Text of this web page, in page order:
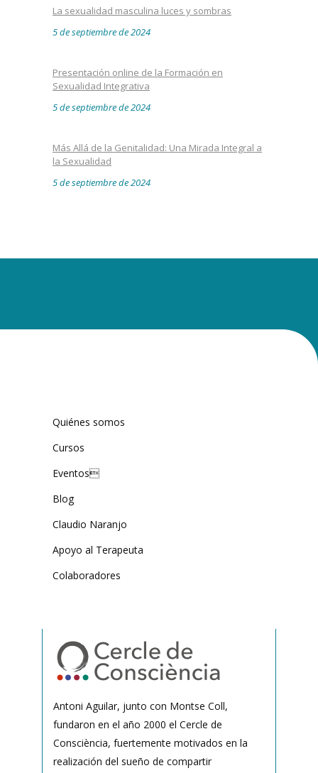
La sexualidad masculina luces y sombras
5 de septiembre de 2024
Presentación online de la Formación en
Sexualidad Integrativa
5 de septiembre de 2024
Más Allá de la Genitalidad: Una Mirada Integral a
la Sexualidad
5 de septiembre de 2024
Quiénes somos
Cursos
Eventos
Blog
Claudio Naranjo
Apoyo al Terapeuta
Colaboradores
Antoni Aguilar, junto con Montse Coll,
fundaron en el año 2000 el Cercle de
Consciència, fuertemente motivados en la
realización del sueño de compartir